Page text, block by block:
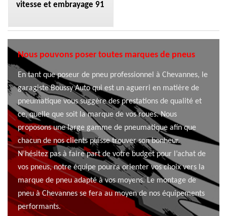
vitesse et embrayage 91
Nous pouvons poser toutes marques de pneus
En tant que poseur de pneu professionnel à Chevannes, le
garagiste Boussy Auto qui est un aguerri en matière de
pneumatique vous suggère des prestations de qualité et
ce, quelle que soit la marque de vos roues. Nous
proposons une large gamme de pneumatique afin que
chacun de nos clients puisse trouver son bonheur.
N’hésitez pas à faire part de votre budget pour l’achat de
vos pneus, notre équipe pourra orienter vos choix vers la
marque de pneu adapté à vos moyens. Le montage de
pneu à Chevannes se fera au moyen de nos équipements
performants.